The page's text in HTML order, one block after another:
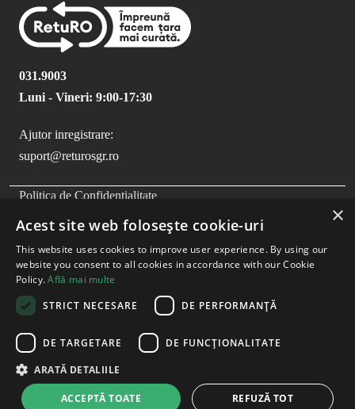
031.9003
Luni - Vineri: 9:00-17:30
Ajutor inregistrare:
suport@returosgr.ro
FOOTER MENU
Politica de Confidentialitate
Compliance
Termeni si Conditii
Copyright 2026 - RetuRO
×
Acest site web folosește cookie-uri
This website uses cookies to improve user experience. By using our
website you consent to all cookies in accordance with our Cookie
Policy.Află mai multe
STRICT NECESARE
DE PERFORMANȚĂ
DE TARGETARE DE FUNCŢIONALITATE
ARATĂ DETALIILE
ACCEPTĂ TOATE REFUZĂ TOT